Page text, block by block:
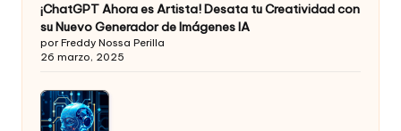
¡ChatGPT Ahora es Artista! Desata tu Creatividad con
su Nuevo Generador de Imágenes IA
por Freddy Nossa Perilla
26 marzo, 2025